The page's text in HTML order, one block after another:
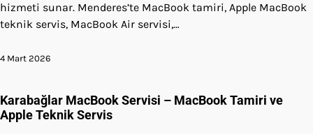
hizmeti sunar. Menderes’te MacBook tamiri, Apple MacBook
teknik servis, MacBook Air servisi,…
4 Mart 2026
Karabağlar MacBook Servisi – MacBook Tamiri ve
Apple Teknik Servis